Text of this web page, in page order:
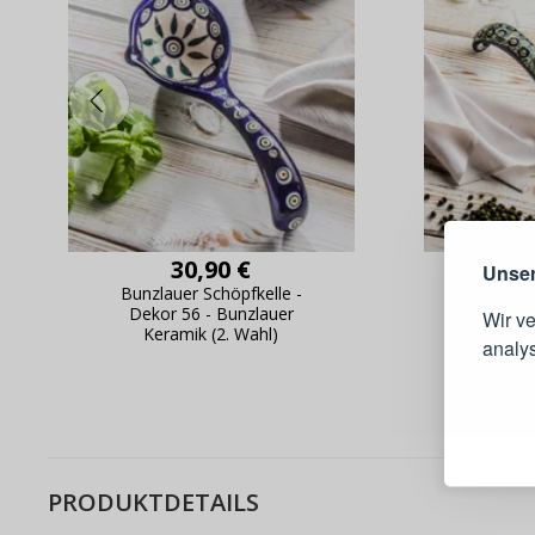
Wir
30,90 €
Bunzlauer Schöpfkelle -
Dekor 56 - Bunzlauer
Keramik (2. Wahl)
cm
PRODUKTDETAILS
Live-